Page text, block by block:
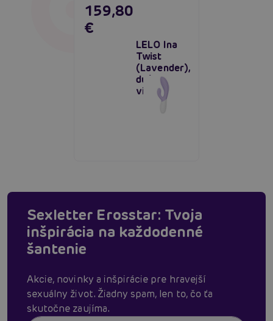
LELO Ina
Twist
(Lavender),
duálny
vibrátor
159,80
€
Sexletter Erosstar: Tvoja
inšpirácia na každodenné
šantenie
Akcie, novinky a inšpirácie pre hravejší
sexuálny život. Žiadny spam, len to, čo ťa
skutočne zaujíma.